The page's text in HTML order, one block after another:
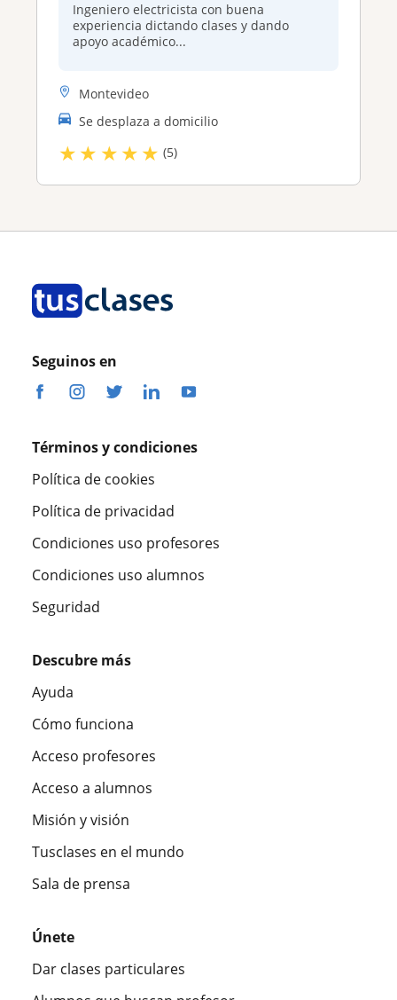
Ingeniero electricista con buena
experiencia dictando clases y dando
apoyo académico...
Montevideo
Se desplaza a domicilio
★★ ★★★ (5)
Seguinos en
Términos y condiciones
Política de cookies
Política de privacidad
Condiciones uso profesores
Condiciones uso alumnos
Seguridad
Descubre más
Ayuda
Cómo funciona
Acceso profesores
Acceso a alumnos
Misión y visión
Tusclases en el mundo
Sala de prensa
Únete
Dar clases particulares